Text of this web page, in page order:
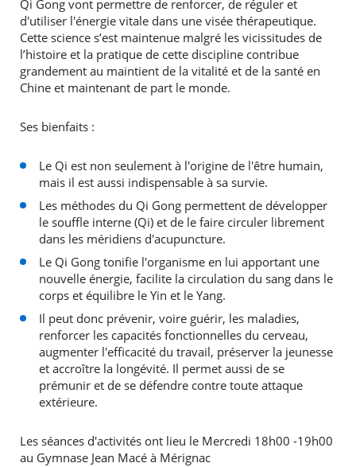
Qi Gong vont permettre de renforcer, de réguler et
d'utiliser l'énergie vitale dans une visée thérapeutique.
Cette science s’est maintenue malgré les vicissitudes de
l’histoire et la pratique de cette discipline contribue
grandement au maintient de la vitalité et de la santé en
Chine et maintenant de part le monde.
Ses bienfaits :
Le Qi est non seulement à l'origine de l'être humain,
mais il est aussi indispensable à sa survie.
Les méthodes du Qi Gong permettent de développer
le souffle interne (Qi) et de le faire circuler librement
dans les méridiens d'acupuncture.
Le Qi Gong tonifie l'organisme en lui apportant une
nouvelle énergie, facilite la circulation du sang dans le
corps et équilibre le Yin et le Yang.
Il peut donc prévenir, voire guérir, les maladies,
renforcer les capacités fonctionnelles du cerveau,
augmenter l'efficacité du travail, préserver la jeunesse
et accroître la longévité. Il permet aussi de se
prémunir et de se défendre contre toute attaque
extérieure.
Les séances d'activités ont lieu le Mercredi 18h00 -19h00
au Gymnase Jean Macé à Mérignac